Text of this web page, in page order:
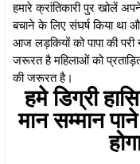
हमारे क्रांतिकारी पुर खोलें
बचाने के लिए संघर्ष किया था
आज लड़कियों को पापा की
जरूरत है महिलाओं को
की जरूरत है।
हमे डिग्री
मान सम्मान